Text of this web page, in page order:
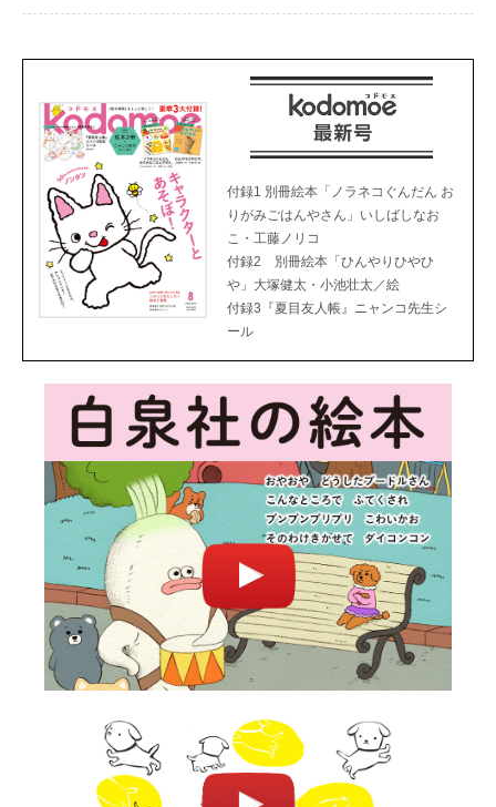
付録1 別冊絵本「ノラネコぐんだん お
りがみごはんやさん」いしばしなお
こ・工藤ノリコ
付録2 別冊絵本「ひんやりひやひ
や」大塚健太・小池壮太／絵
付録3『夏目友人帳』ニャンコ先生シ
ール